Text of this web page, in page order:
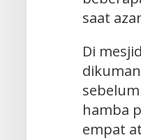
saat
Di
hamba
empat